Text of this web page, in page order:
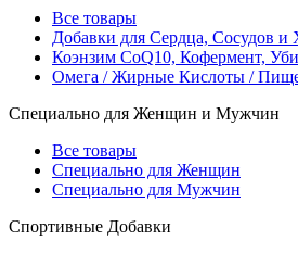
Все товары
Добавки для Сердца, Сосудов и
Коэнзим CoQ10, Кофермент,
Омега / Жирные Кислоты /
Специально для Женщин и Мужчин
Все товары
Специально для Женщин
Специально для Мужчин
Спортивные Добавки